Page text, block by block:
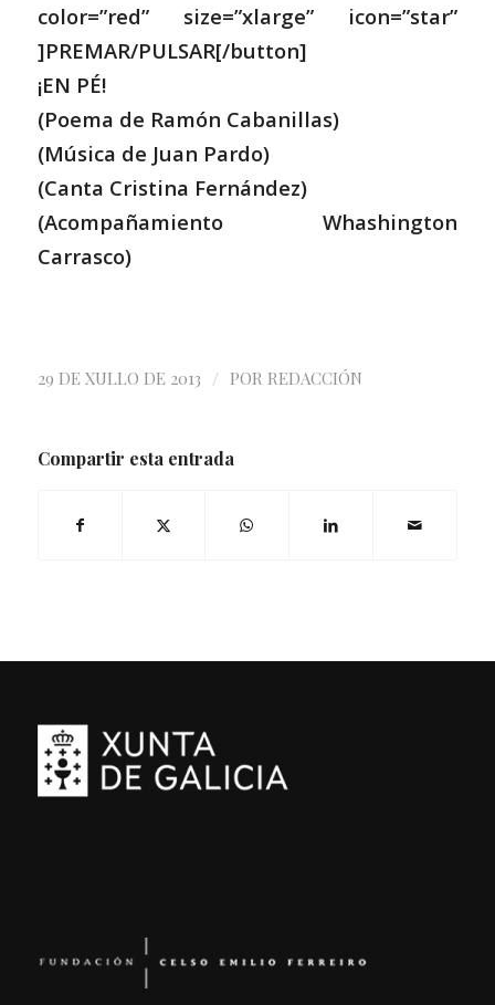
color=”red” size=”xlarge” icon=”star”
]PREMAR/PULSAR[/button]
¡EN PÉ!
(Poema de Ramón Cabanillas)
(Música de Juan Pardo)
(Canta Cristina Fernández)
(AcompañamientoWhashington
Carrasco)
29 DE XULLO DE 2013 / POR REDACCIÓN
Compartir esta entrada